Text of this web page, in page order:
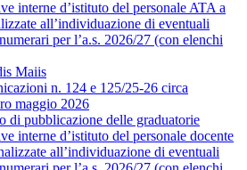
interne d’istituto del personale ATA a
all’individuazione di eventuali
per l’a.s. 2026/27 (con elenchi
Maiis
n. 124 e 125/25-26 circa
maggio 2026
di pubblicazione delle graduatorie
interne d’istituto del personale docente
all’individuazione di eventuali